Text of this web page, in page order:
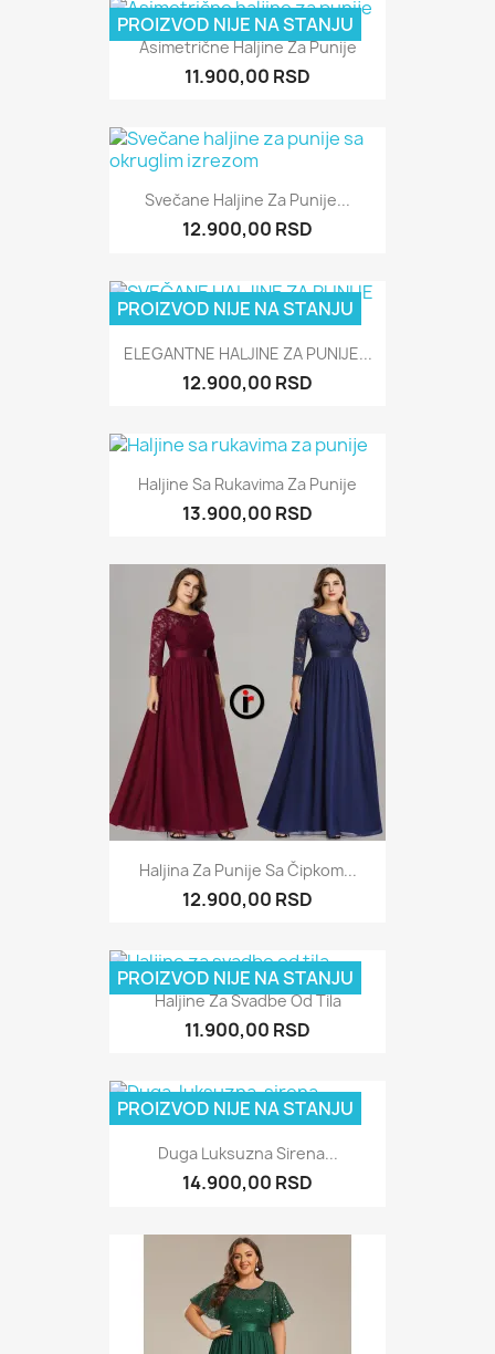
Asimetrične Haljine Za Punije
11.900,00 RSD
PROIZVOD NIJE NA STANJU
Svečane Haljine Za Punije...
12.900,00 RSD
ELEGANTNE HALJINE ZA PUNIJE...
12.900,00 RSD
PROIZVOD NIJE NA STANJU
Haljine Sa Rukavima Za Punije
13.900,00 RSD
Haljina Za Punije Sa Čipkom...
12.900,00 RSD
Haljine Za Svadbe Od Tila
11.900,00 RSD
PROIZVOD NIJE NA STANJU
Duga Luksuzna Sirena...
14.900,00 RSD
PROIZVOD NIJE NA STANJU